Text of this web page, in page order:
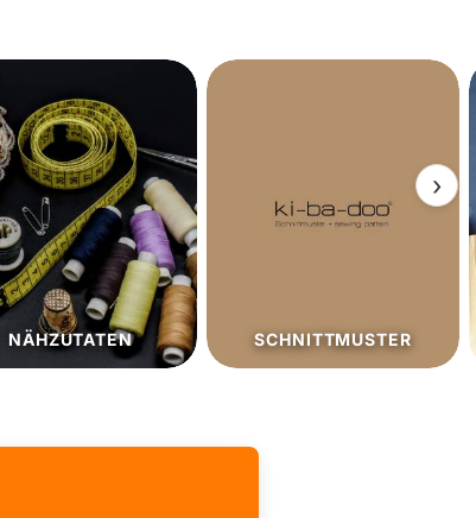
SCHNITTMUSTER SALE%
›